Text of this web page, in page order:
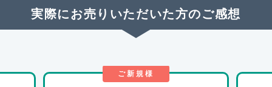
実際にお売りいただいた方のご感想
ご新規様